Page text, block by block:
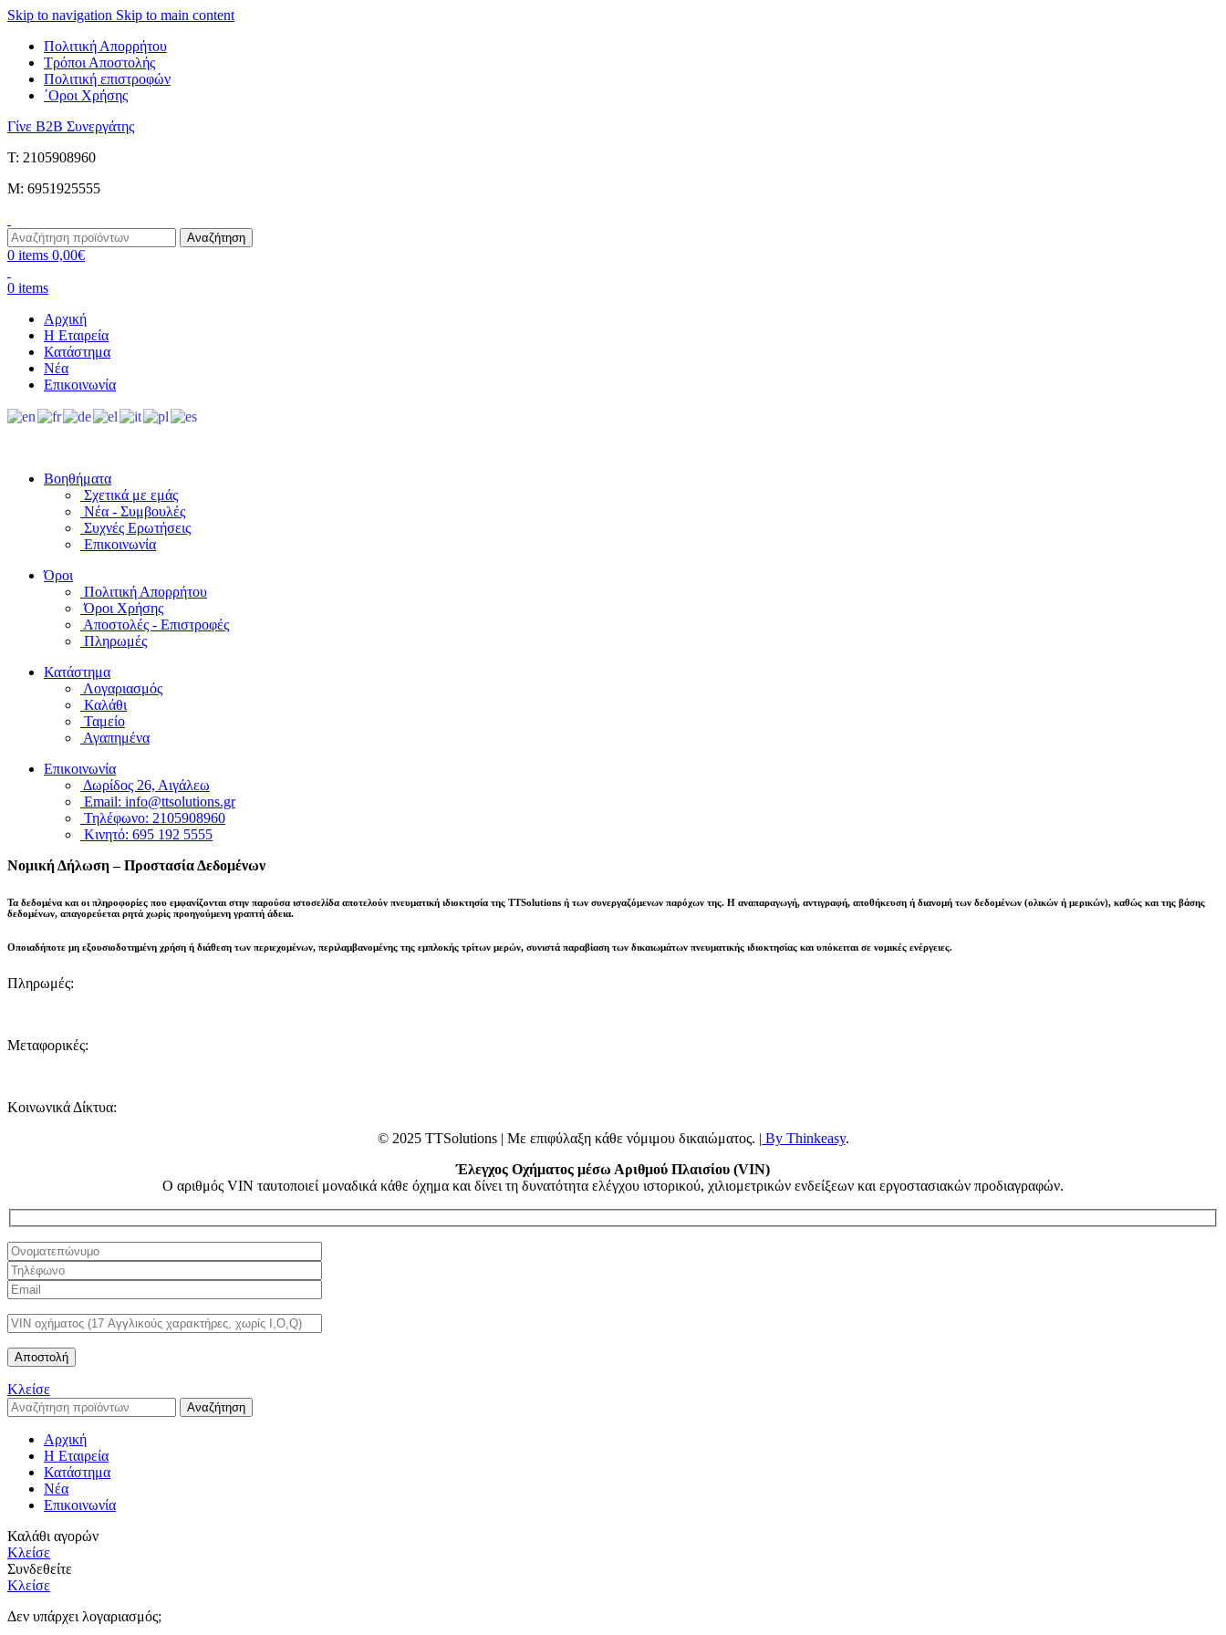
Skip to navigation Skip to main content
Πολιτική Απορρήτου
Τρόποι Αποστολής
Πολιτική επιστροφών
΄Οροι Χρήσης
Γίνε B2B Συνεργάτης
Τ: 2105908960
M: 6951925555
Αναζήτηση
0 items 0,00€
0 items
Αρχική
Η Εταιρεία
Κατάστημα
Νέα
Επικοινωνία
Βοηθήματα
Σχετικά με εμάς
Νέα - Συμβουλές
Συχνές Ερωτήσεις
Επικοινωνία
Όροι
Πολιτική Απορρήτου
Όροι Χρήσης
Αποστολές - Επιστροφές
Πληρωμές
Κατάστημα
Λογαριασμός
Καλάθι
Ταμείο
Αγαπημένα
Επικοινωνία
Δωρίδος 26, Αιγάλεω
Email: info@ttsolutions.gr
Τηλέφωνο: 2105908960
Κινητό: 695 192 5555
Νομική Δήλωση – Προστασία Δεδομένων
Τα δεδομένα και οι πληροφορίες που εμφανίζονται στην παρούσα ιστοσελίδα αποτελούν πνευματική ιδιοκτησία της TTSolutions ή των συνεργαζόμενων παρόχων της. Η αναπαραγωγή, αντιγραφή, αποθήκευση ή διανομή των δεδομένων (ολικών ή μερικών), καθώς και της βάσης
δεδομένων, απαγορεύεται ρητά χωρίς προηγούμενη γραπτή άδεια.
Οποιαδήποτε μη εξουσιοδοτημένη χρήση ή διάθεση των περιεχομένων, περιλαμβανομένης της εμπλοκής τρίτων μερών, συνιστά παραβίαση των δικαιωμάτων πνευματικής ιδιοκτησίας και υπόκειται σε νομικές ενέργειες.
Πληρωμές:
Μεταφορικές:
Κοινωνικά Δίκτυα:
© 2025 TTSolutions | Με επιφύλαξη κάθε νόμιμου δικαιώματος. | By Thinkeasy.
Έλεγχος Οχήματος μέσω Αριθμού Πλαισίου (VIN)
Ο αριθμός VIN ταυτοποιεί μοναδικά κάθε όχημα και δίνει τη δυνατότητα ελέγχου ιστορικού, χιλιομετρικών ενδείξεων και εργοστασιακών προδιαγραφών.
Κλείσε
Αναζήτηση
Αρχική
Η Εταιρεία
Κατάστημα
Νέα
Επικοινωνία
Καλάθι αγορών
Κλείσε
Συνδεθείτε
Κλείσε
Δεν υπάρχει λογαριασμός;